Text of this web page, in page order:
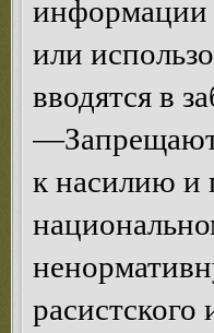
информации
или
вводятся в
к насилию и